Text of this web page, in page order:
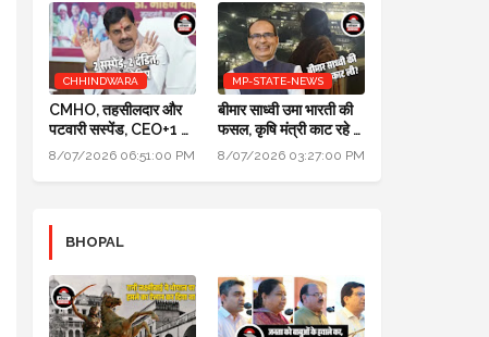
CHHINDWARA
CMHO, तहसीलदार और
पटवारी सस्पेंड, CEO+1 का
सैलरी इंक्रीमेंट स्टॉप,
8/07/2026 06:51:00 PM
MP-STATE-NEWS
बीमार साध्वी उमा भारती की
फसल, कृषि मंत्री काट रहे हैं:
पॉलिटिक्स गजब है @ दतिया
8/07/2026 03:27:00 PM
BHOPAL